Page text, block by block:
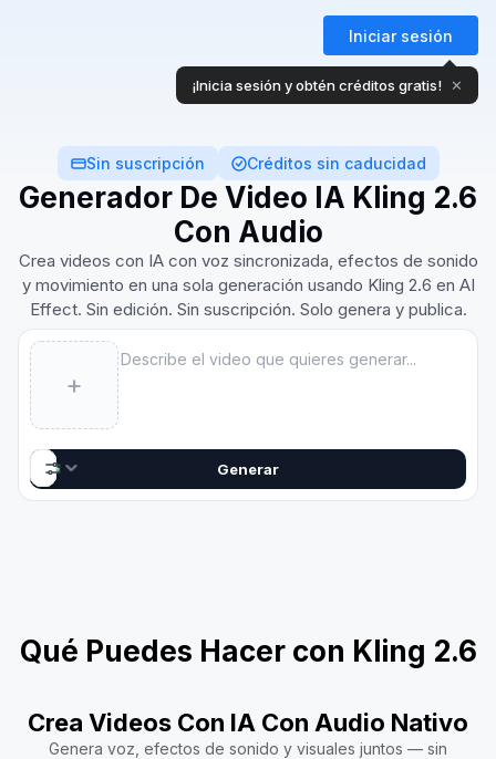
Iniciar sesión
Sin suscripción Créditos sin caducidad
Generador De Video IA Kling 2.6
Con Audio
Crea videos con IA con voz sincronizada, efectos de sonido
y movimiento en una sola generación usando Kling 2.6 en AI
Effect. Sin edición. Sin suscripción. Solo genera y publica.
+
Prompt
AI Video
Kling 2.6
5s · 720p Generar
Qué Puedes Hacer con Kling 2.6
Crea Videos Con IA Con Audio Nativo
Genera voz, efectos de sonido y visuales juntos — sin